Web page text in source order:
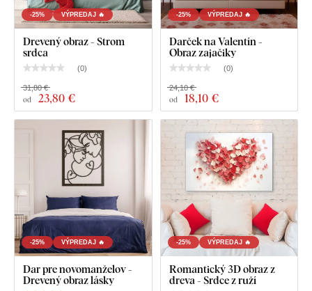
-25% VÝPREDAJ 🔥
Drevený obraz - Strom
srdca
(0)
od 23,80 €
31,80 €
-25% VÝPREDAJ 🔥
Darček na Valentín -
Obraz zajačiky
(0)
od 18,10 €
24,10 €
-25% VÝPREDAJ 🔥
Dar pre novomanželov -
Drevený obraz lásky
-25% VÝPREDAJ 🔥
Romantický 3D obraz z
dreva - Srdce z ruží